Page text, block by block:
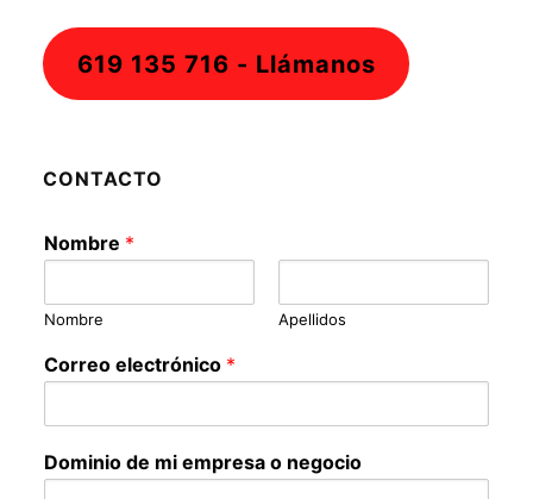
619 135 716 - Llámanos
CONTACTO
Nombre *
Nombre Apellidos
Correo electrónico *
Dominio de mi empresa o negocio